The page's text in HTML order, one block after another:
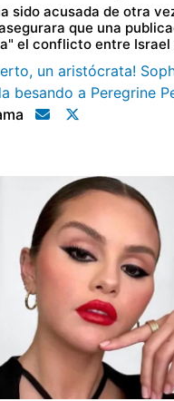
sido acusada de otra
que una
el conflicto entre Israel
un aristócrata!
besando a Peregrine